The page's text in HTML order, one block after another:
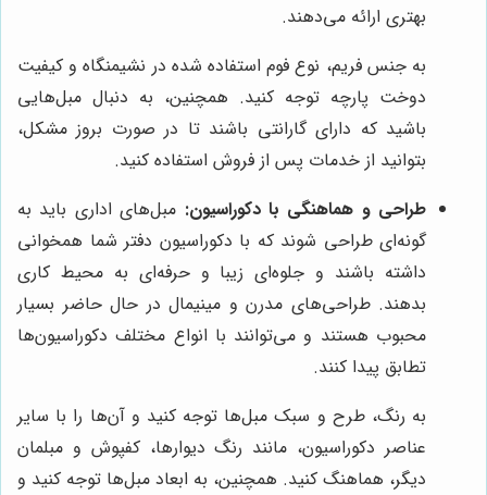
بهتری ارائه می‌دهند.
به جنس فریم، نوع فوم استفاده شده در نشیمنگاه و کیفیت
دوخت پارچه توجه کنید. همچنین، به دنبال مبل‌هایی
باشید که دارای گارانتی باشند تا در صورت بروز مشکل،
بتوانید از خدمات پس از فروش استفاده کنید.
طراحی و هماهنگی با دکوراسیون: مبل‌های اداری باید به
گونه‌ای طراحی شوند که با دکوراسیون دفتر شما همخوانی
داشته باشند و جلوه‌ای زیبا و حرفه‌ای به محیط کاری
بدهند. طراحی‌های مدرن و مینیمال در حال حاضر بسیار
محبوب هستند و می‌توانند با انواع مختلف دکوراسیون‌ها
تطابق پیدا کنند.
به رنگ، طرح و سبک مبل‌ها توجه کنید و آن‌ها را با سایر
عناصر دکوراسیون، مانند رنگ دیوارها، کفپوش و مبلمان
دیگر، هماهنگ کنید. همچنین، به ابعاد مبل‌ها توجه کنید و